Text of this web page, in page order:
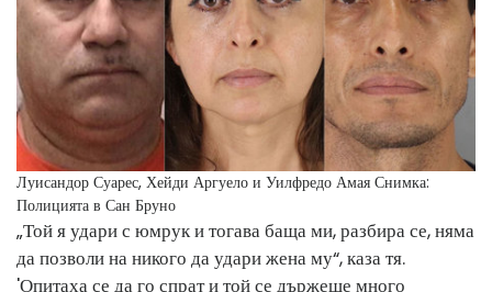
Луисандор Суарес, Хейди Аргуело и Уилфредо Амая Снимка:
Полицията в Сан Бруно
„Той я удари с юмрук и тогава баща ми, разбира се, няма
да позволи на никого да удари жена му“, каза тя.
'Опитаха се да го спрат и той се държеше много